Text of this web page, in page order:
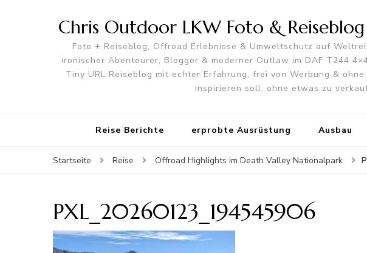
Chris Outdoor LKW Foto &
Foto + Reiseblog, Offroad Erlebnisse & Umweltschutz auf
ironischer Abenteurer, Blogger & moderner Outlaw im DAF T244
Tiny URL Reiseblog mit echter Erfahrung, frei von Werbung &
inspirieren soll, ohne etwas zu
Reise Berichte erprobte Ausrüstung Ausbau
Startseite Reise Offroad Highlights im Death Valley Nationalpark
PXL_20260123_194545906